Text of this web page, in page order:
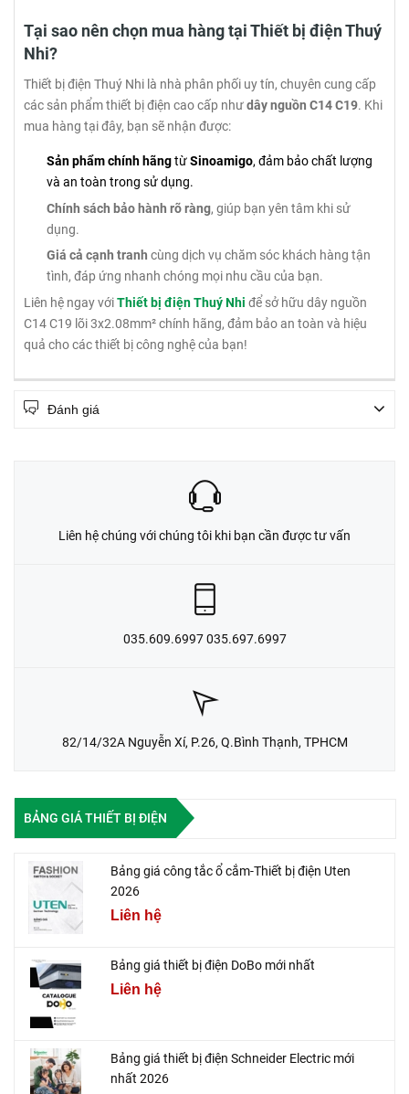
Tại sao nên chọn mua hàng tại Thiết bị điện Thuý
Nhi?
Thiết bị điện Thuý Nhi là nhà phân phối uy tín, chuyên cung cấp
các sản phẩm thiết bị điện cao cấp nhưdây nguồn C14 C19. Khi
mua hàng tại đây, bạn sẽ nhận được:
Sản phẩm chính hãngtừSinoamigo, đảm bảo chất lượng
và an toàn trong sử dụng.
Chính sách bảo hành rõ ràng, giúp bạn yên tâm khi sử
dụng.
Giá cả cạnh tranh cùng dịch vụ chăm sóc khách hàng tận
tình, đáp ứng nhanh chóng mọi nhu cầu của bạn.
Liên hệ ngay vớiThiết bị điện Thuý Nhi để sở hữu dây nguồn
C14 C19 lõi 3x2.08mm² chính hãng, đảm bảo an toàn và hiệu
quả cho các thiết bị công nghệ của bạn!
Đánh giá
Liên hệ chúng với chúng tôi khi bạn cần được tư vấn
035.609.6997 035.697.6997
82/14/32A Nguyễn Xí, P.26, Q.Bình Thạnh, TPHCM
BẢNG GIÁ THIẾT BỊ ĐIỆN
Bảng giá công tắc ổ cắm-Thiết bị điện Uten
2026
Liên hệ
Bảng giá thiết bị điện DoBo mới nhất
Liên hệ
Bảng giá thiết bị điện Schneider Electric mới
nhất 2026